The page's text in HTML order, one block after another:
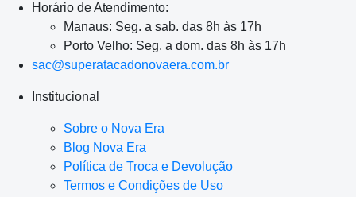
Horário de Atendimento:
Manaus: Seg. a sab. das 8h às 17h
Porto Velho: Seg. a dom. das 8h às 17h
sac@superatacadonovaera.com.br
Institucional
Sobre o Nova Era
Blog Nova Era
Política de Troca e Devolução
Termos e Condições de Uso